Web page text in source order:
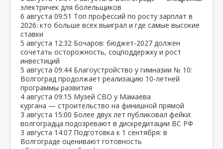
электричек для болельщиков
6 августа 09:51 Топ профессий по росту зарплат в
2026: кто больше всех выиграл и где самые высокие
ставки
5 августа 12:32 Бочаров: бюджет‑2027 должен
сочетать осторожность, соцподдержку и рост
инвестиций
5 августа 09:44 Благоустройство у гимназии № 10:
Волгоград продолжает реализацию 10‑летней
программы развития
4 августа 09:15 Музей СВО у Мамаева
кургана — строительство на финишной прямой
3 августа 15:00 Более двух лет публиковал фейки:
волгоградца подозревают в дискредитации ВС РФ
3 августа 14:07 Подготовка к 1 сентября: в
Волгограде оценивают готовность